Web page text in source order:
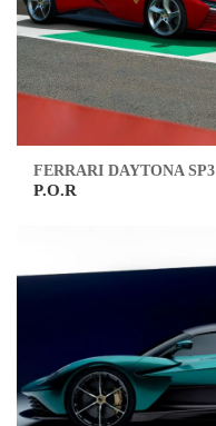
FERRARI DAYTONA SP3
P.O.R